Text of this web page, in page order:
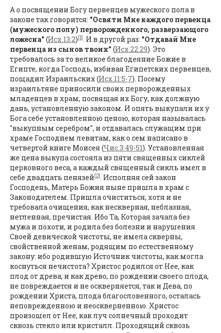
А о посвящении Богу первенцев мужеского пола в
законе так говорится: "Освяти Мне каждого первенца
(мужеского полу) перворожденного, разверзающого
ложесна" (Исх.13:2)[1]. И в другой раз: "Отдавай Мне
первенца из сынов твоих" (Исх.22:29). Это
требовалось за то великое благодеяние Божие в
Египте, когда Господь, избивая Египетских первенцев,
пощадил Израильских (Исх.11:5-7). Посему
израильтяне приносили своих перворожденных
младенцев в храм, посвящая их Богу, как должную
дань, установленную законом. И опять выкупали их у
Бога себе установленною ценою, которая называлась
"выкупным серебром", и отдавалась служащим при
храме Господнем левитам, как о сем написано в
четвертой книге Моисея (Чис.3:49-51). Установленная
же цена выкупа состояла из пяти священных сиклей
церковного веса, а каждый священный сикль имел в
себе двадцать пенязей[2]. Исполняя сей закон
Господень, Матерь Божия ныне пришла в храм с
Законодателем. Пришла очиститься, хотя и не
требовала очищения, как нескверная, неблазная,
нетленная, пречистая. Ибо Та, Которая зачала без
мужа и похоти, и родила без болезни и нарушения
Своей девической чистоты, не имела скверны,
свойственной женам, родящим по естественному
закону: ибо родившую Источник чистоты, как могла
коснуться нечистота? Христос родился от Нее, как
плод от древа; и как древо, по рождении своего плода,
не повреждается и не оскверняется, так и Дева, по
рождении Христа, плода благословенного, осталась
неповрежденною и неоскверненною. Христос
произошел от Нее, как луч солнечный проходит
сквозь стекло или кристалл. Проходящий сквозь